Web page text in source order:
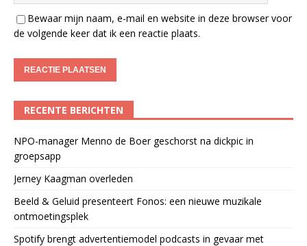
Bewaar mijn naam, e-mail en website in deze browser voor
de volgende keer dat ik een reactie plaats.
RECENTE BERICHTEN
NPO-manager Menno de Boer geschorst na dickpic in
groepsapp
Jerney Kaagman overleden
Beeld & Geluid presenteert Fonos: een nieuwe muzikale
ontmoetingsplek
Spotify brengt advertentiemodel podcasts in gevaar met